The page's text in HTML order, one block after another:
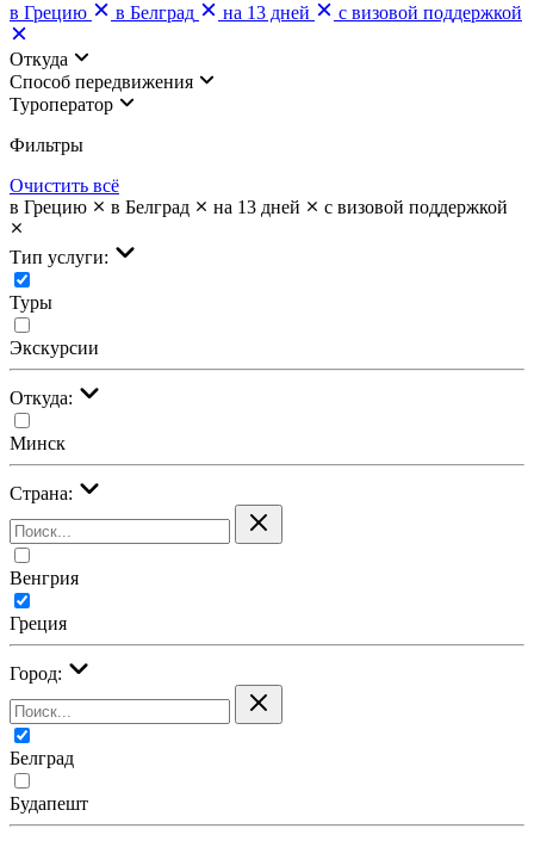
в Грецию
в Белград на 13 дней с визовой поддержкой
Откуда
Cпособ передвижения
Туроператор
Фильтры
Очистить всё
в Грецию
в Белград на 13 дней с визовой поддержкой
Тип услуги:
Туры
Экскурсии
Откуда:
Минск
Страна:
Венгрия
Греция
Город:
Белград
Будапешт